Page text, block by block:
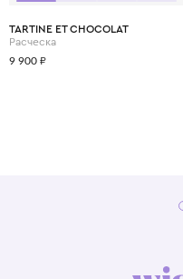
TARTINE ET CHOCOLAT
Расческа
9 900 ₽